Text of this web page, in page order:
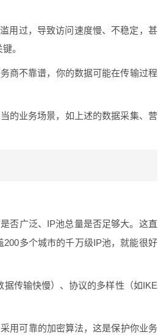
用过，导致访问速度慢、不稳定，甚
。
商不靠谱，你的数据可能在传输过程
的业务场景，如上述的数据采集、营
否广泛、IP池总量是否足够大。这直
200多个城市的千万级IP池，就能很好
传输快慢）、协议的多样性（如IKE
用可靠的加密算法，这是保护你业务